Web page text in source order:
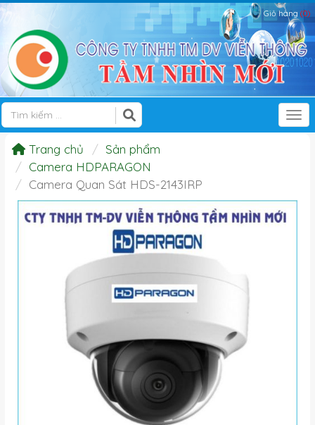
Giỏ hàng (0)
Trang chủ
Sản phẩm
Camera HDPARAGON
Camera Quan Sát HDS-2143IRP